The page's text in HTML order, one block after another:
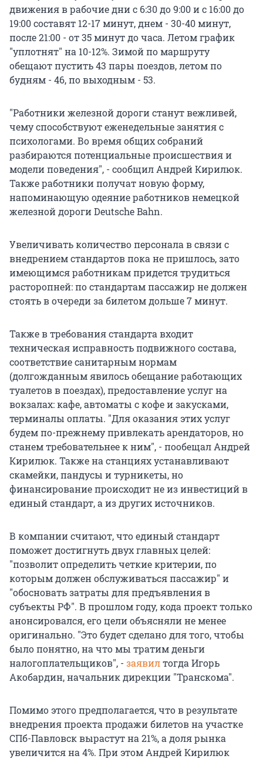
движения в рабочие дни с 6:30 до 9:00 и с 16:00 до
19:00 составят 12-17 минут, днем - 30-40 минут,
после 21:00 - от 35 минут до часа. Летом график
"уплотнят" на 10-12%. Зимой по маршруту
обещают пустить 43 пары поездов, летом по
будням - 46, по выходным - 53.
"Работники железной дороги станут вежливей,
чему способствуют еженедельные занятия с
психологами. Во время общих собраний
разбираются потенциальные происшествия и
модели поведения", - сообщил Андрей Кирилюк.
Также работники получат новую форму,
напоминающую одеяние работников немецкой
железной дороги Deutsche Bahn.
Увеличивать количество персонала в связи с
внедрением стандартов пока не пришлось, зато
имеющимся работникам придется трудиться
расторопней: по стандартам пассажир не должен
стоять в очереди за билетом дольше 7 минут.
Также в требования стандарта входит
техническая исправность подвижного состава,
соответствие санитарным нормам
(долгожданным явилось обещание работающих
туалетов в поездах), предоставление услуг на
вокзалах: кафе, автоматы с кофе и закусками,
терминалы оплаты. "Для оказания этих услуг
будем по-прежнему привлекать арендаторов, но
станем требовательнее к ним", - пообещал Андрей
Кирилюк. Также на станциях устанавливают
скамейки, пандусы и турникеты, но
финансирование происходит не из инвестиций в
единый стандарт, а из других источников.
В компании считают, что единый стандарт
поможет достигнуть двух главных целей:
"позволит определить четкие критерии, по
которым должен обслуживаться пассажир" и
"обосновать затраты для предъявления в
субъекты РФ". В прошлом году, кода проект только
анонсировался, его цели объясняли не менее
оригинально. "Это будет сделано для того, чтобы
было понятно, на что мы тратим деньги
налогоплательщиков", - заявилтогда Игорь
Акобардин, начальник дирекции "Транскома".
Помимо этого предполагается, что в результате
внедрения проекта продажи билетов на участке
СПб-Павловск вырастут на 21%, а доля рынка
увеличится на 4%. При этом Андрей Кирилюк